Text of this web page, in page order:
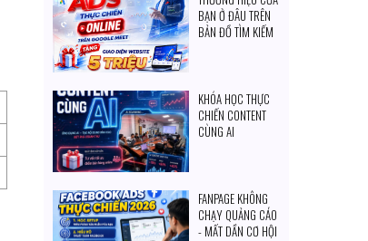
BẠN Ở ĐÂU TRÊN
BẢN ĐỒ TÌM KIẾM
KHÓA HỌC THỰC
CHIẾN CONTENT
CÙNG AI
FANPAGE KHÔNG
CHẠY QUẢNG CÁO
- MẤT DẦN CƠ HỘI